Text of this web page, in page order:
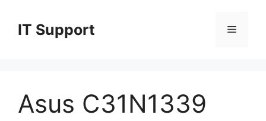
contentIT Support Menu
Asus C31N1339